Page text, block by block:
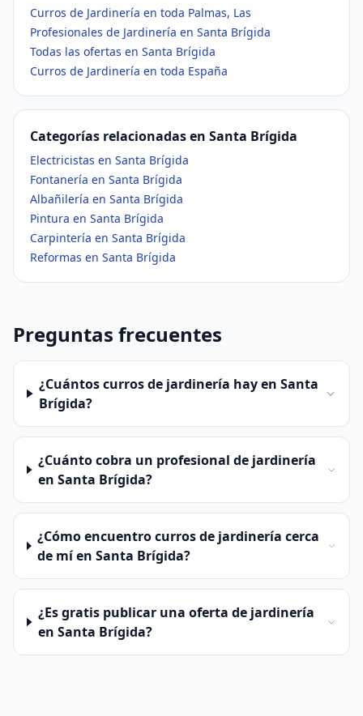
Curros de Jardinería en toda Palmas, Las
Profesionales de Jardinería en Santa Brígida
Todas las ofertas en Santa Brígida
Curros de Jardinería en toda España
Categorías relacionadas en Santa Brígida
Electricistas en Santa Brígida
Fontanería en Santa Brígida
Albañilería en Santa Brígida
Pintura en Santa Brígida
Carpintería en Santa Brígida
Reformas en Santa Brígida
Preguntas frecuentes
¿Cuántos curros de jardinería hay en Santa
Brígida?
¿Cuánto cobra un profesional de jardinería
en Santa Brígida?
¿Cómo encuentro curros de jardinería cerca
de mí en Santa Brígida?
¿Es gratis publicar una oferta de jardinería
en Santa Brígida?